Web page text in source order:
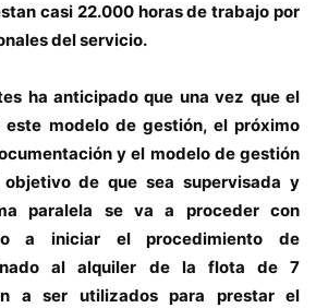
casi 22.000 horas de trabajo por
del servicio.
ha anticipado que una vez que el
modelo de gestión, el próximo
y el modelo de gestión
de que sea supervisada y
paralela se va a proceder con
a iniciar el procedimiento de
al alquiler de la flota de 7
a ser utilizados para prestar el